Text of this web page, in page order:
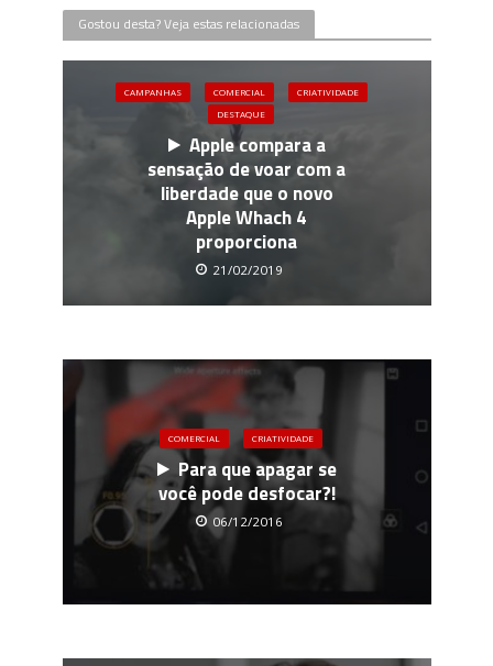
Gostou desta? Veja estas relacionadas
CAMPANHAS COMERCIAL
CRIATIVIDADE
DESTAQUE
Apple compara a
sensação de voar com a
liberdade que o novo
Apple Whach 4
proporciona
21/02/2019
COMERCIAL CRIATIVIDADE
Para que apagar se
você pode desfocar?!
06/12/2016